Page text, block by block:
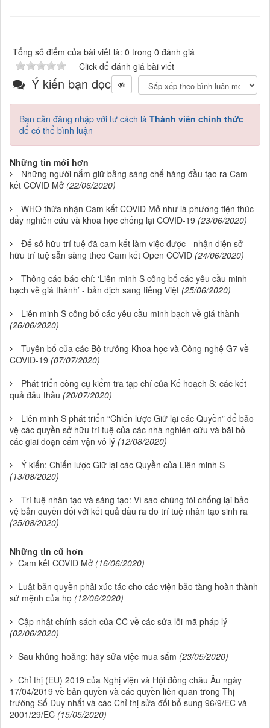
Tổng số điểm của bài viết là: 0 trong 0 đánh giá
Click để đánh giá bài viết
Ý kiến bạn đọc
Bạn cần đăng nhập với tư cách là Thành viên chính thức
để có thể bình luận
Những tin mới hơn
Những người nắm giữ bằng sáng chế hàng đầu tạo ra Cam
kết COVID Mở (22/06/2020)
WHO thừa nhận Cam kết COVID Mở như là phương tiện thúc
đẩy nghiên cứu và khoa học chống lại COVID-19 (23/06/2020)
Để sở hữu trí tuệ đã cam kết làm việc được - nhận diện sở
hữu trí tuệ sẵn sàng theo Cam kết Open COVID (24/06/2020)
Thông cáo báo chí: ‘Liên minh S công bố các yêu cầu minh
bạch về giá thành’ - bản dịch sang tiếng Việt (25/06/2020)
Liên minh S công bố các yêu cầu minh bạch về giá thành
(26/06/2020)
Tuyên bố của các Bộ trưởng Khoa học và Công nghệ G7 về
COVID-19 (07/07/2020)
Phát triển công cụ kiểm tra tạp chí của Kế hoạch S: các kết
quả đấu thầu (20/07/2020)
Liên minh S phát triển “Chiến lược Giữ lại các Quyền” để bảo
vệ các quyền sở hữu trí tuệ của các nhà nghiên cứu và bãi bỏ
các giai đoạn cấm vận vô lý (12/08/2020)
Ý kiến: Chiến lược Giữ lại các Quyền của Liên minh S
(13/08/2020)
Trí tuệ nhân tạo và sáng tạo: Vì sao chúng tôi chống lại bảo
vệ bản quyền đối với kết quả đầu ra do trí tuệ nhân tạo sinh ra
(25/08/2020)
Những tin cũ hơn
Cam kết COVID Mở (16/06/2020)
Luật bản quyền phải xúc tác cho các viện bảo tàng hoàn thành
sứ mệnh của họ (12/06/2020)
Cập nhật chính sách của CC về các sửa lỗi mã pháp lý
(02/06/2020)
Sau khủng hoảng: hãy sửa việc mua sắm (23/05/2020)
Chỉ thị (EU) 2019 của Nghị viện và Hội đồng châu Âu ngày
17/04/2019 về bản quyền và các quyền liên quan trong Thị
trường Số Duy nhất và các Chỉ thị sửa đổi bổ sung 96/9/EC và
2001/29/EC (15/05/2020)